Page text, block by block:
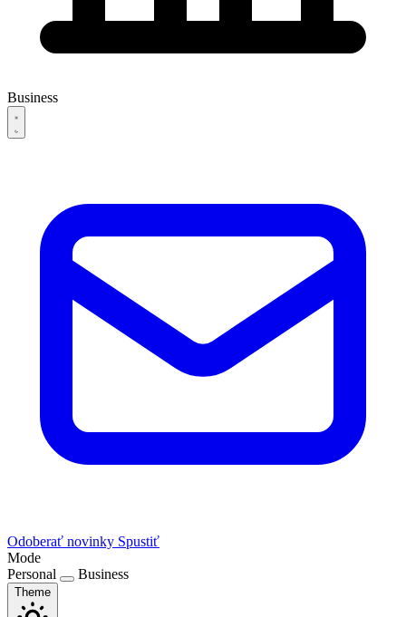
Business
Odoberať novinky Spustiť
Mode
Personal
Business
Theme